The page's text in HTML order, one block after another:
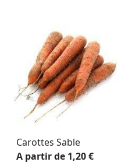
Carottes Sable
A partir de 1,20 €